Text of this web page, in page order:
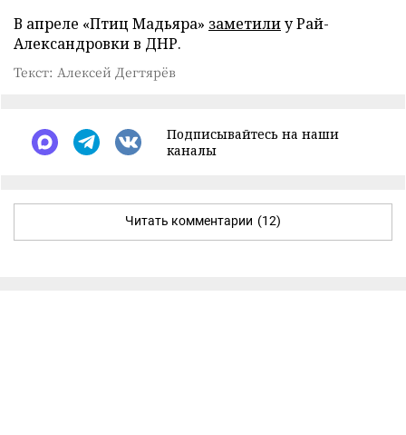
В апреле «Птиц Мадьяра» заметилиу Рай-
Александровки в ДНР.
Текст: Алексей Дегтярёв
Подписывайтесь на наши
каналы
Читать комментарии (12)